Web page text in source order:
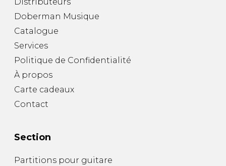
Distributeurs
Doberman Musique
Catalogue
Services
Politique de Confidentialité
À propos
Carte cadeaux
Contact
Section
Partitions pour guitare